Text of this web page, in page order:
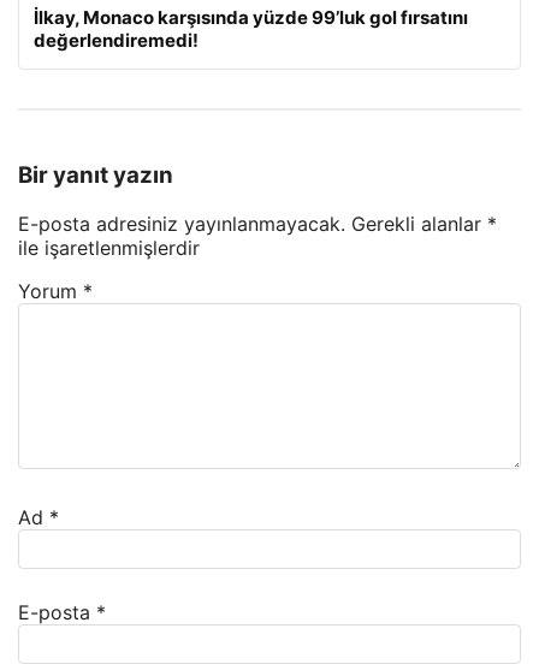
İlkay, Monaco karşısında yüzde 99’luk gol fırsatını
değerlendiremedi!
Bir yanıt yazın
E-posta adresiniz yayınlanmayacak. Gerekli alanlar *
ile işaretlenmişlerdir
Yorum *
Ad *
E-posta *